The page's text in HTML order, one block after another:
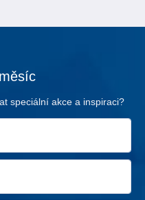
speciální akce a inspiraci?